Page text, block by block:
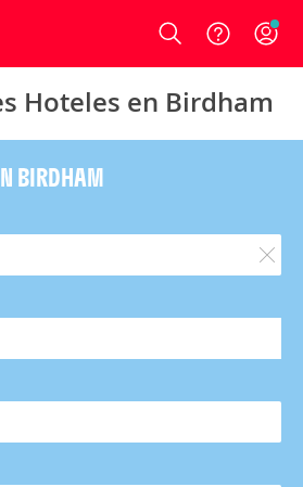
Login
Hoteles en Birdham
BIRDHAM